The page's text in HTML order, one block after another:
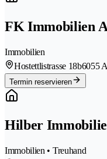
FK Immobilien
Immobilien
Hostettlistrasse 18b6055
Termin reservieren
Hilber
Immobilien • Treuhand